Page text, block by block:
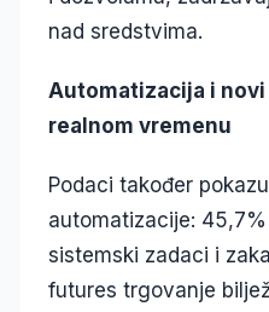
nad sredstvima.
Automatizacija i
realnom vremenu
Podaci također
automatizacije:
sistemski zadaci i
futures trgovanje